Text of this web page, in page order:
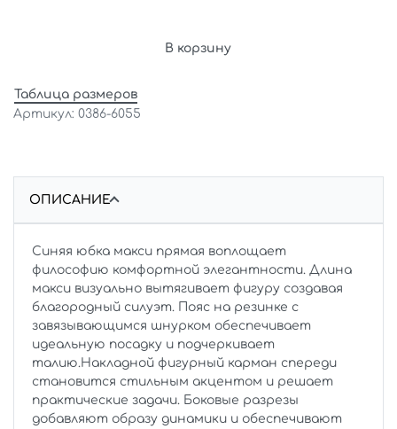
В корзину
Таблица размеров
0386-6055
ОПИСАНИЕ
Синяя юбка макси прямая воплощает
философию комфортной элегантности. Длина
макси визуально вытягивает фигуру создавая
благородный силуэт. Пояс на резинке с
завязывающимся шнурком обеспечивает
идеальную посадку и подчеркивает
талию.Накладной фигурный карман спереди
становится стильным акцентом и решает
практические задачи. Боковые разрезы
добавляют образу динамики и обеспечивают